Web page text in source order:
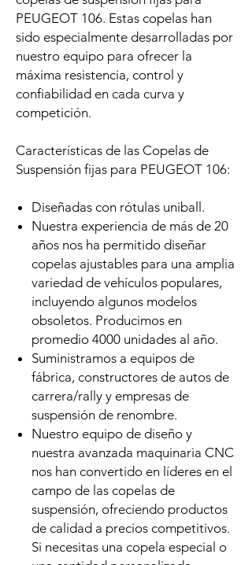
PEUGEOT 106. Estas copelas han
sido especialmente desarrolladas por
nuestro equipo para ofrecer la
máxima resistencia, control y
confiabilidad en cada curva y
competición.
Características de las Copelas de
Suspensión fijas para PEUGEOT 106:
Diseñadas con rótulas uniball.
Nuestra experiencia de más de 20
años nos ha permitido diseñar
copelas ajustables para una amplia
variedad de vehículos populares,
incluyendo algunos modelos
obsoletos. Producimos en
promedio 4000 unidades al año.
Suministramos a equipos de
fábrica, constructores de autos de
carrera/rally y empresas de
suspensión de renombre.
Nuestro equipo de diseño y
nuestra avanzada maquinaria CNC
nos han convertido en líderes en el
campo de las copelas de
suspensión, ofreciendo productos
de calidad a precios competitivos.
Si necesitas una copela especial o